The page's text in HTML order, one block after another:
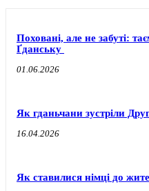
Поховані, але не забуті:
Ґданську
01.06.2026
Як гданьчани зустріли
16.04.2026
Як ставилися німці до